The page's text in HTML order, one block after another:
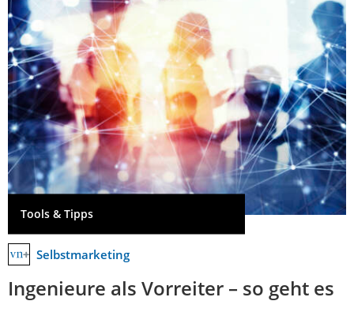
Tools & Tipps
Selbstmarketing
Ingenieure als Vorreiter – so geht es